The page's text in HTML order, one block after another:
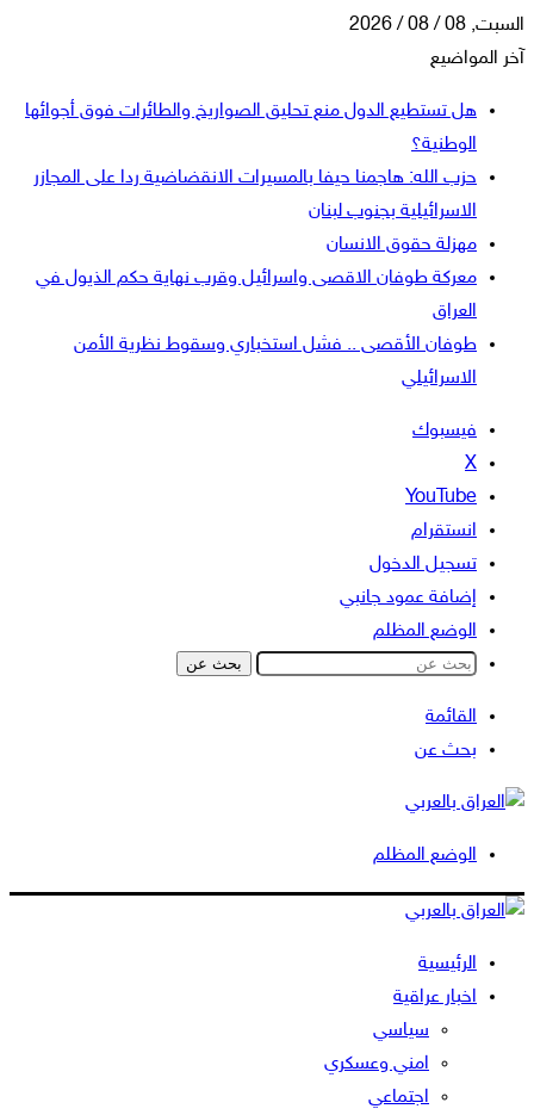
السبت, 08 / 08 / 2026
آخر المواضيع
هل تستطيع الدول منع تحليق الصواريخ والطائرات فوق أجوائها
الوطنية؟
حزب الله: هاجمنا حيفا بالمسيرات الانقضاضية ردا على المجازر
الاسرائيلية بجنوب لبنان
مهزلة حقوق الانسان
معركة طوفان الاقصى واسرائيل وقرب نهاية حكم الذيول في
العراق
طوفان الأقصى .. فشل استخباري وسقوط نظرية الأمن
الاسرائيلي
فيسبوك
‫X
‫YouTube
انستقرام
تسجيل الدخول
إضافة عمود جانبي
الوضع المظلم
بحث عن
القائمة
بحث عن
الوضع المظلم
الرئيسية
اخبار عراقية
سياسي
امني وعسكري
اجتماعي